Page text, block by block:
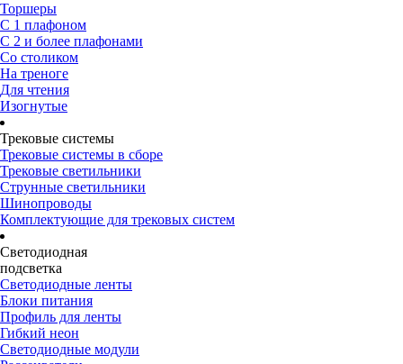
Торшеры
С 1 плафоном
С 2 и более плафонами
Со столиком
На треноге
Для чтения
Изогнутые
Трековые системы
Трековые системы в сборе
Трековые светильники
Струнные светильники
Шинопроводы
Комплектующие для трековых систем
Светодиодная
подсветка
Светодиодные ленты
Блоки питания
Профиль для ленты
Гибкий неон
Светодиодные модули